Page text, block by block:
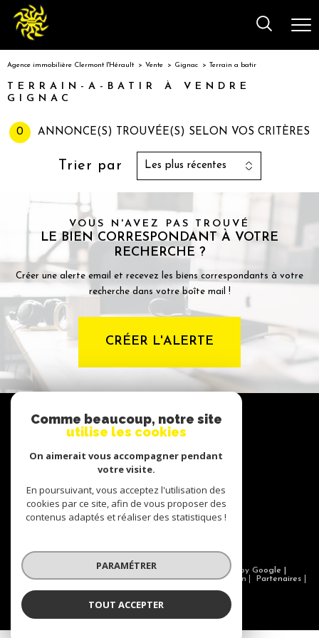
Agence immobilière Clermont l'Hérault Vente Gignac Terrain a batir
TERRAIN-A-BATIR À VENDRE
GIGNAC
0 ANNONCE(S) TROUVÉE(S) SELON VOS CRITÈRES
Trier par Les plus récentes
VOUS N'AVEZ PAS TROUVÉ
LE BIEN CORRESPONDANT À VOTRE
RECHERCHE ?
Créer une alerte email et recevez les biens correspondants à votre
recherche dans votre boîte mail !
CRÉER L'ALERTE
suivre
adhérons
© 2026 | Tous droits réservés | Traduction powered by Google |
Nos honoraires
Plan du site Mentions légales Admin
Partenaires
Comme beaucoup, notre site
utilise les cookies
On aimerait vous accompagner pendant
votre visite.
En poursuivant, vous acceptez l'utilisation des
cookies par ce site, afin de vous proposer des
contenus adaptés et réaliser des statistiques !
PARAMÉTRER
TOUT ACCEPTER